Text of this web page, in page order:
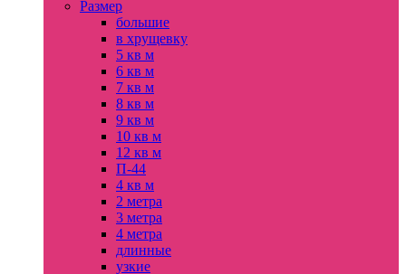
Размер
большие
в хрущевку
5 кв м
6 кв м
7 кв м
8 кв м
9 кв м
10 кв м
12 кв м
П-44
4 кв м
2 метра
3 метра
4 метра
длинные
узкие